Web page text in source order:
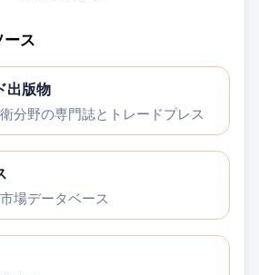
ス
出版物
分野の専門誌とトレードプレス
場データベース